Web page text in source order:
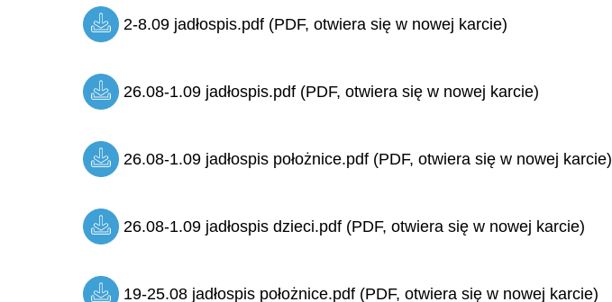
2-8.09 jadłospis.pdf (PDF, otwiera się w nowej karcie)
26.08-1.09 jadłospis.pdf (PDF, otwiera się w nowej karcie)
26.08-1.09 jadłospis położnice.pdf (PDF, otwiera się w nowej karcie)
26.08-1.09 jadłospis dzieci.pdf (PDF, otwiera się w nowej karcie)
19-25.08 jadłospis położnice.pdf (PDF, otwiera się w nowej karcie)